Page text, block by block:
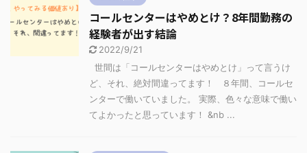
コールセンターはやめとけ？8年間勤務の
経験者が出す結論
2022/9/21
世間は「コールセンターはやめとけ」って言うけ
ど、それ、絶対間違ってます！ ８年間、コールセ
ンターで働いていました。 実際、色々な意味で働い
てよかったと思っています！ &nb ...